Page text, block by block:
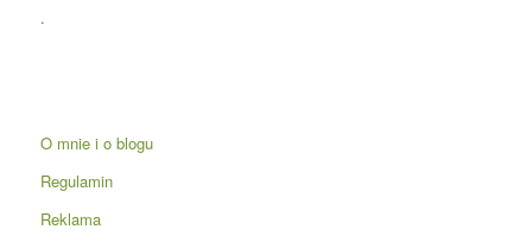
.
O mnie i o blogu
Regulamin
Reklama